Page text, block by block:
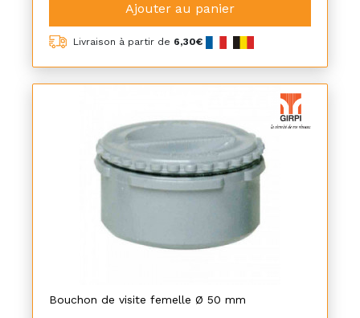
Ajouter au panier
Livraison à partir de 6,30€
Bouchon de visite femelle Ø 50 mm